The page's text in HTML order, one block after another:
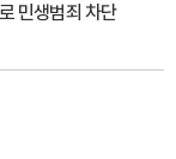
민생범죄 차단